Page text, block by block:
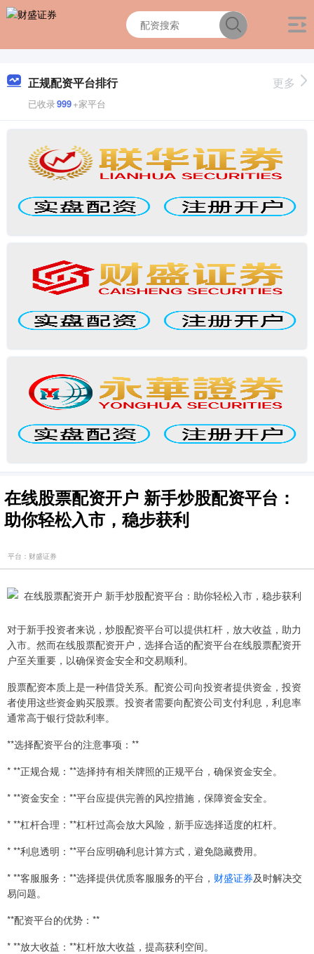
正规配资平台排行
已收录999+家平台
更多
在线股票配资开户 新手炒股配资平台：
助你轻松入市，稳步获利
平台：财盛证券
对于新手投资者来说，炒股配资平台可以提供杠杆，放大收益，助力
入市。然而在线股票配资开户，选择合适的配资平台在线股票配资开
户至关重要，以确保资金安全和交易顺利。
股票配资本质上是一种借贷关系。配资公司向投资者提供资金，投资
者使用这些资金购买股票。投资者需要向配资公司支付利息，利息率
通常高于银行贷款利率。
**选择配资平台的注意事项：**
* **正规合规：**选择持有相关牌照的正规平台，确保资金安全。
* **资金安全：**平台应提供完善的风控措施，保障资金安全。
* **杠杆合理：**杠杆过高会放大风险，新手应选择适度的杠杆。
* **利息透明：**平台应明确利息计算方式，避免隐藏费用。
* **客服服务：**选择提供优质客服服务的平台， 财盛证券及时解决交
易问题。
**配资平台的优势：**
* **放大收益：**杠杆放大收益，提高获利空间。